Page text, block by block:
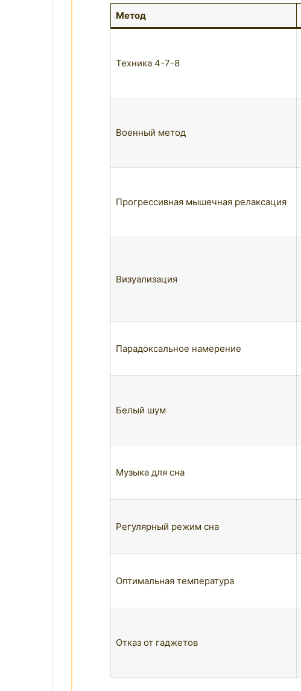
Метод
Техника 4-7-8
Военный метод
Прогрессивная мышечная релаксация
Визуализация
Парадоксальное намерение
Белый шум
Музыка для сна
Регулярный режим сна
Оптимальная температура
Отказ от гаджетов